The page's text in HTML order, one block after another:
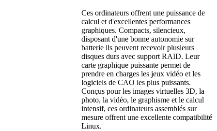
Ces ordinateurs offrent une puissance de
calcul et d'excellentes performances
graphiques. Compacts, silencieux,
disposant d'une bonne autonomie sur
batterie ils peuvent recevoir plusieurs
disques durs avec support RAID. Leur
carte graphique puissante permet de
prendre en charges les jeux vidéo et les
logiciels de CAO les plus puissants.
Conçus pour les images virtuelles 3D, la
photo, la vidéo, le graphisme et le calcul
intensif, ces ordinateurs assemblés sur
mesure offrent une excellente compatibilité
Linux.